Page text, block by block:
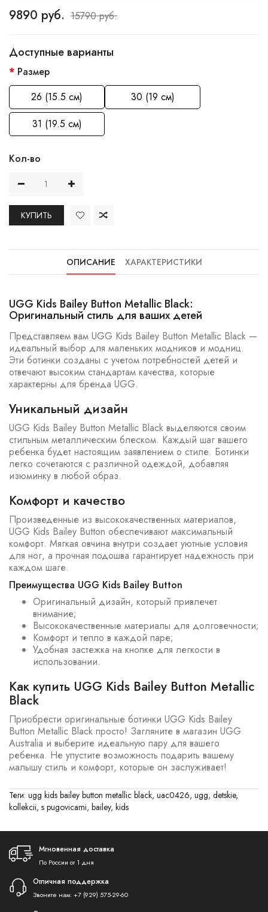
9890 руб. 15790 руб.
Доступные варианты
Размер
26 (15.5 см)
30 (19 см)
31 (19.5 см)
Кол-во
КУПИТЬ
ОПИСАНИЕ ХАРАКТЕРИСТИКИ
UGG Kids Bailey Button Metallic Black:
Оригинальный стиль для ваших детей
Представляем вам UGG Kids Bailey Button Metallic Black —
идеальный выбор для маленьких модников и модниц.
Эти ботинки созданы с учетом потребностей детей и
отвечают высоким стандартам качества, которые
характерны для бренда UGG.
Уникальный дизайн
UGG Kids Bailey Button Metallic Black выделяются своим
стильным металлическим блеском. Каждый шаг вашего
ребенка будет настоящим заявлением о стиле. Ботинки
легко сочетаются с различной одеждой, добавляя
изюминку в любой образ.
Комфорт и качество
Произведенные из высококачественных материалов,
UGG Kids Bailey Button обеспечивают максимальный
комфорт. Мягкая овчина внутри создает уютные условия
для ног, а прочная подошва гарантирует надежность при
каждом шаге.
Преимущества UGG Kids Bailey Button
Оригинальный дизайн, который привлечет
внимание;
Высококачественные материалы для долговечности;
Комфорт и тепло в каждой паре;
Удобная застежка на кнопке для легкости в
использовании.
Как купить UGG Kids Bailey Button Metallic
Black
Приобрести оригинальные ботинки UGG Kids Bailey
Button Metallic Black просто! Загляните в магазин UGG
Australia и выберите идеальную пару для вашего
ребенка. Не упустите возможность подарить вашему
малышу стиль и комфорт, которые он заслуживает!
Теги: ugg kids bailey button metallic black, uac0426, ugg, detskie,
kollekcii, s pugovicami, bailey, kids
Мгновенная доставка
По России от 1 дня
Отличная поддержка
Звоните нам: +7 (929) 575-29-60